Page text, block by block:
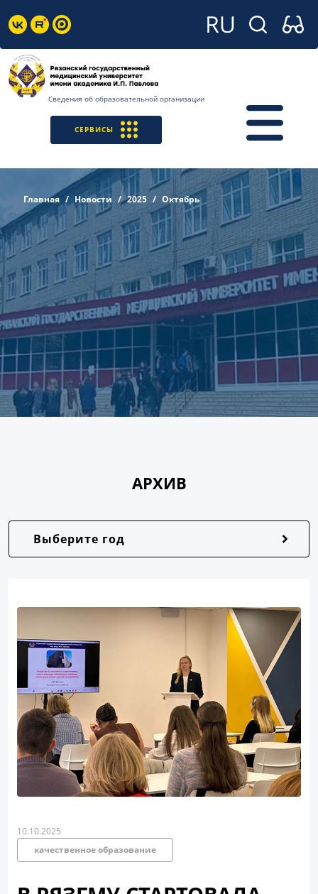
Сведения об образовательной организации
СЕРВИСЫ
Главная Новости 2025 Октябрь
АРХИВ
Выберите год
10.10.2025
качественное образование